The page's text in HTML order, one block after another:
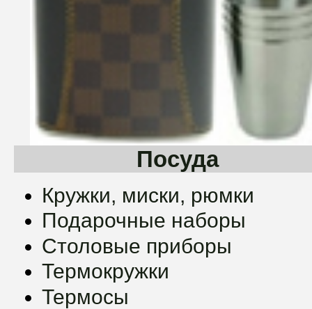
Посуда
Кружки, миски, рюмки
Подарочные наборы
Столовые приборы
Термокружки
Термосы